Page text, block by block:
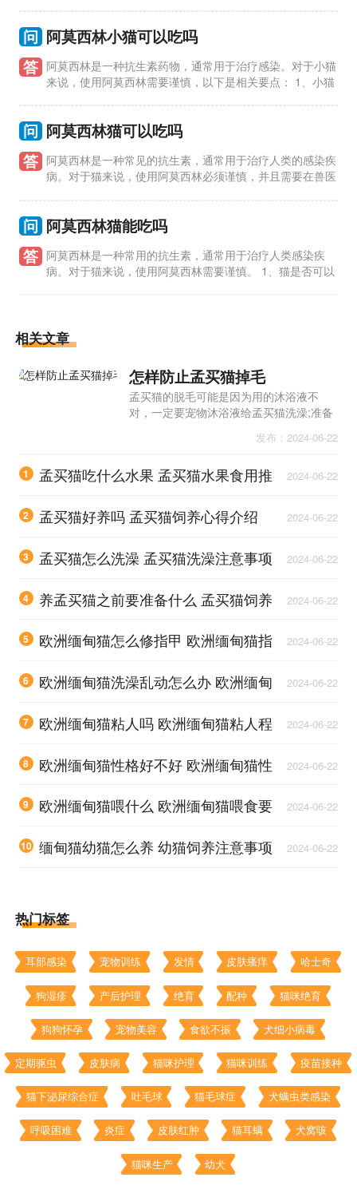
问 阿莫西林小猫可以吃吗
答 阿莫西林是一种抗生素药物，通常用于治疗感染。对于小猫
来说，使用阿莫西林需要谨慎，以下是相关要点： 1、小猫
问 阿莫西林猫可以吃吗
答 阿莫西林是一种常见的抗生素，通常用于治疗人类的感染疾
病。对于猫来说，使用阿莫西林必须谨慎，并且需要在兽医
问 阿莫西林猫能吃吗
答 阿莫西林是一种常用的抗生素，通常用于治疗人类感染疾
病。对于猫来说，使用阿莫西林需要谨慎。 1、猫是否可以
相关文章
怎样防止孟买猫掉毛
孟买猫的脱毛可能是因为用的沐浴液不
对，一定要宠物沐浴液给孟买猫洗澡;准备
毛，减少掉落在家里其他地方;喂食孟买猫
发布：2024-06-22
1
孟买猫吃什么水果 孟买猫水果食用推
2024-06-22
2 孟买猫好养吗 孟买猫饲养心得介绍 2024-06-22
3 孟买猫怎么洗澡 孟买猫洗澡注意事项 2024-06-22
4
养孟买猫之前要准备什么 孟买猫饲养
2024-06-22
5
欧洲缅甸猫怎么修指甲 欧洲缅甸猫指
2024-06-22
6
欧洲缅甸猫洗澡乱动怎么办 欧洲缅甸
2024-06-22
7
欧洲缅甸猫粘人吗 欧洲缅甸猫粘人程
2024-06-22
8
欧洲缅甸猫性格好不好 欧洲缅甸猫性
2024-06-22
9
欧洲缅甸猫喂什么 欧洲缅甸猫喂食要
2024-06-22
10 缅甸猫幼猫怎么养 幼猫饲养注意事项 2024-06-22
热门标签
耳部感染 宠物训练 发情 皮肤瘙痒 哈士奇
狗湿疹 产后护理 绝育 配种 猫咪绝育
狗狗怀孕 宠物美容 食欲不振 犬细小病毒
定期驱虫 皮肤病 猫咪护理 猫咪训练 疫苗接种
猫下泌尿综合症 吐毛球 猫毛球症 犬螨虫类感染
呼吸困难 炎症 皮肤红肿 猫耳螨 犬窝咳
猫咪生产 幼犬